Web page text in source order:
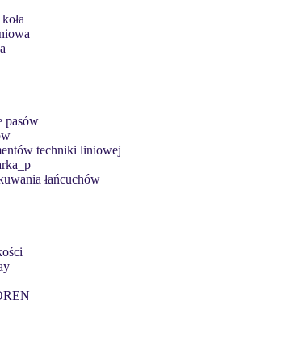
pasów
techniki liniowej
łańcuchów